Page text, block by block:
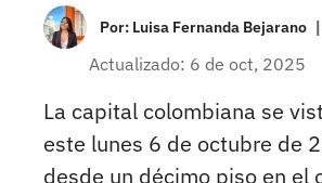
Por: Luisa Fernanda Bejarano |
Actualizado: 6 de oct, 2025
La capital colombiana se
este lunes 6 de octubre de
desde un décimo piso en el